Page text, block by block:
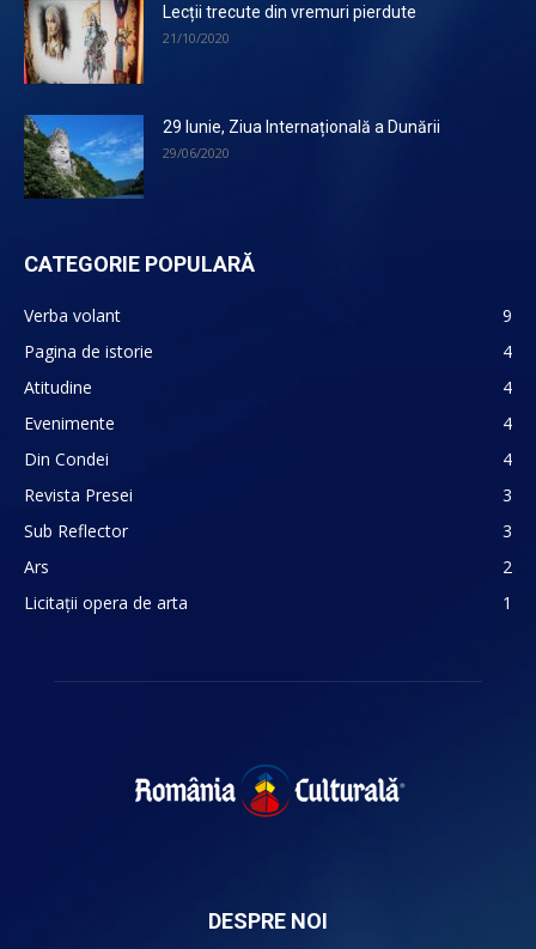
Lecții trecute din vremuri pierdute
21/10/2020
29 Iunie, Ziua Internațională a Dunării
29/06/2020
CATEGORIE POPULARĂ
Verba volant
9
Pagina de istorie
4
Atitudine
4
Evenimente
4
Din Condei
4
Revista Presei
3
Sub Reflector
3
Ars
2
Licitații opera de arta
1
DESPRE NOI